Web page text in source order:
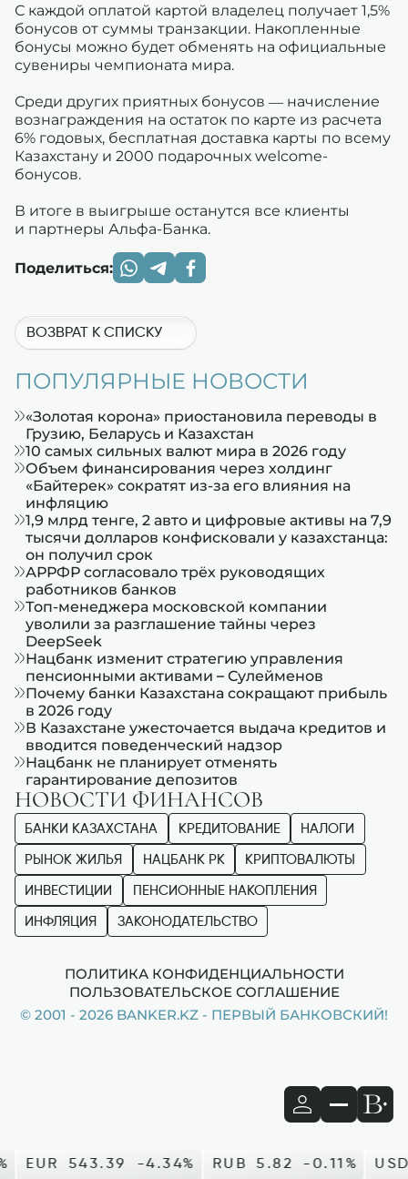
С каждой оплатой картой владелец получает 1,5%
бонусов от суммы транзакции. Накопленные
бонусы можно будет обменять на официальные
сувениры чемпионата мира.
Среди других приятных бонусов — начисление
вознаграждения на остаток по карте из расчета
6% годовых, бесплатная доставка карты по всему
Казахстану и 2000 подарочных welcome-
бонусов.
В итоге в выигрыше останутся все клиенты
и партнеры Альфа-Банка.
Поделиться:
ВОЗВРАТ К СПИСКУ
ПОПУЛЯРНЫЕ НОВОСТИ
«Золотая корона» приостановила переводы в
Грузию, Беларусь и Казахстан
10 самых сильных валют мира в 2026 году
Объем финансирования через холдинг
«Байтерек» сократят из-за его влияния на
инфляцию
1,9 млрд тенге, 2 авто и цифровые активы на 7,9
тысячи долларов конфисковали у казахстанца:
он получил срок
АРРФР согласовало трёх руководящих
работников банков
Топ-менеджера московской компании
уволили за разглашение тайны через
DeepSeek
Нацбанк изменит стратегию управления
пенсионными активами – Сулейменов
Почему банки Казахстана сокращают прибыль
в 2026 году
В Казахстане ужесточается выдача кредитов и
вводится поведенческий надзор
Нацбанк не планирует отменять
гарантирование депозитов
НОВОСТИ ФИНАНСОВ
БАНКИ КАЗАХСТАНА КРЕДИТОВАНИЕ НАЛОГИ
РЫНОК ЖИЛЬЯ НАЦБАНК РК КРИПТОВАЛЮТЫ
ИНВЕСТИЦИИ ПЕНСИОННЫЕ НАКОПЛЕНИЯ
ИНФЛЯЦИЯ ЗАКОНОДАТЕЛЬСТВО
ПОЛИТИКА КОНФИДЕНЦИАЛЬНОСТИ
ПОЛЬЗОВАТЕЛЬСКОЕ СОГЛАШЕНИЕ
© 2001 - 2026 BANKER.KZ - ПЕРВЫЙ БАНКОВСКИЙ!
EUR 543.39 -4.34% RUB 5.82 -0.11% USD